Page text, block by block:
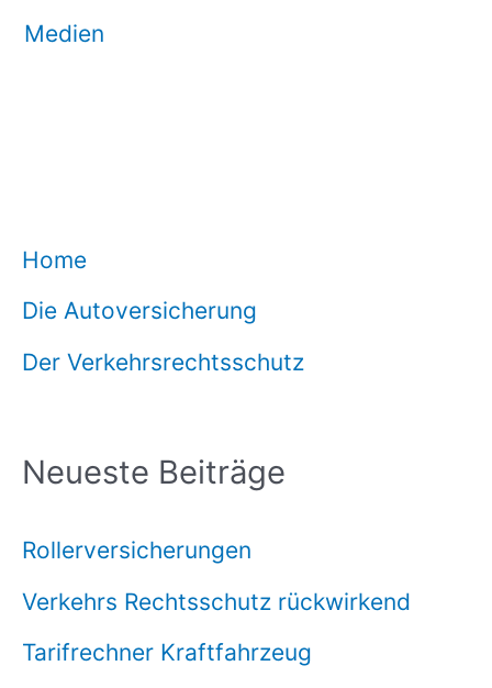
Medien
Home
Die Autoversicherung
Der Verkehrsrechtsschutz
Neueste Beiträge
Rollerversicherungen
Verkehrs Rechtsschutz rückwirkend
Tarifrechner Kraftfahrzeug